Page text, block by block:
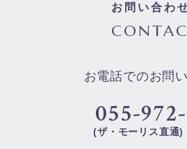
お問い合わ
お電話でのお問
055-
(ザ・モーリス直通)